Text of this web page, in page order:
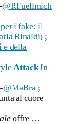
@RFuellmich
per i fake: il
Rinaldi) ;
e della
AttackIn
@MaBra ;
al cuore
offre … —